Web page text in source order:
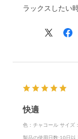
ラックスしたい
快適
色：チャコール サイズ
製品の使用日数:10日以